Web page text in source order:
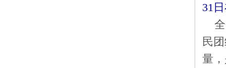
31
民
量